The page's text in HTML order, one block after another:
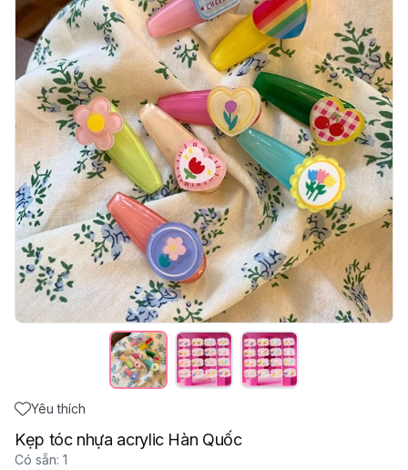
Yêu thích
Kẹp tóc nhựa acrylic Hàn Quốc
Có sẵn: 1